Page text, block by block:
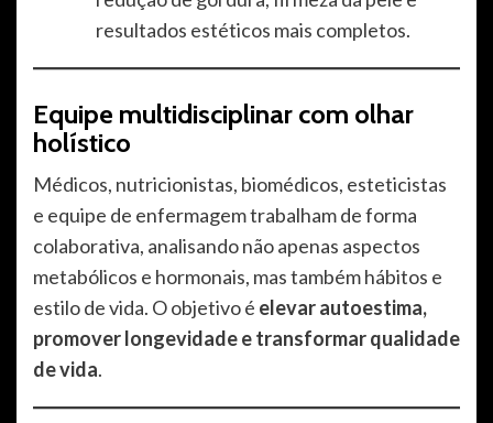
resultados estéticos mais completos.
Equipe multidisciplinar com olhar
holístico
Médicos, nutricionistas, biomédicos, esteticistas
e equipe de enfermagem trabalham de forma
colaborativa, analisando não apenas aspectos
metabólicos e hormonais, mas também hábitos e
estilo de vida. O objetivo é elevar autoestima,
promover longevidade e transformar qualidade
de vida.